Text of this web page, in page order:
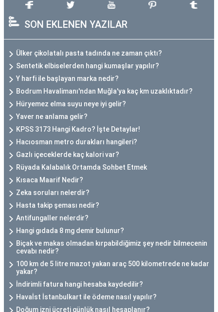
SON EKLENEN YAZILAR
Ülker çikolatalı pasta tadında ne zaman çıktı?
Sentetik elbiselerden hangi kumaşlar yapılır?
Y harfi ile başlayan marka nedir?
Bodrum Havalimanı'ndan Muğla'ya kaç km uzaklıktadır?
Hüryemez elma suyu neye iyi gelir?
Yaver ne anlama gelir?
KPSS 3173 Hangi Kadro? İşte Detaylar!
Hacıosman metro durakları hangileri?
Gazlı içeceklerde kaç kalori var?
Rüyada Kalabalık Ortamda Sohbet Etmek
Kısaca Maarif Nedir?
Zeka soruları nelerdir?
Hasta takip şeması nedir?
Antifungaller nelerdir?
Hangi gıdada 8 mg demir bulunur?
Biçak ve makas olmadan kırpabildiğimiz şey nedir bilmecenin
cevabı nedir?
100 km de 5 litre mazot yakan araç 500 kilometrede ne kadar
yakar?
İndirimli fatura hangi hesaba kaydedilir?
Havaİst İstanbulkart ile ödeme nasıl yapılır?
Doğum izni ücreti günlük nasıl hesaplanır?